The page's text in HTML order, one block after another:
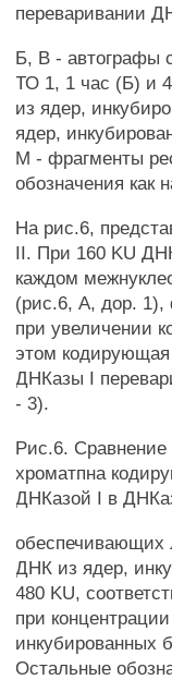
переваривании
Б, В - автографы
ТО 1, 1 час (Б) и
из ядер,
ядер,
М - фрагменты
обозначения как
На рис.6,
II. При 160 KU
каждом
(рис.6, А, дор. 1),
при увеличении
этом кодирующая
ДНКазы I
- 3).
Рис.6.
хроматпна
ДНКазой I в
обеспечивающих
ДНК из ядер,
480 KU,
при
инкубированных
Остальные